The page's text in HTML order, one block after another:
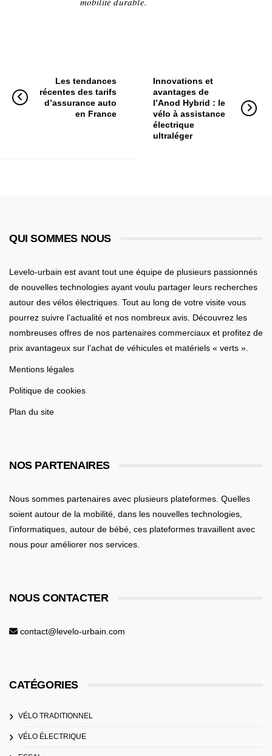
Les tendances
récentes des tarifs
d’assurance auto
en France
Innovations et
avantages de
l’Anod Hybrid : le
vélo à assistance
électrique
ultraléger
QUI SOMMES NOUS
Levelo-urbain est avant tout une équipe de plusieurs passionnés
de nouvelles technologies ayant voulu partager leurs recherches
autour des vélos électriques. Tout au long de votre visite vous
pourrez suivre l’actualité et nos nombreux avis. Découvrez les
nombreuses offres de nos partenaires commerciaux et profitez de
prix avantageux sur l’achat de véhicules et matériels « verts ».
Mentions légales
Politique de cookies
Plan du site
NOS PARTENAIRES
Nous sommes partenaires avec plusieurs plateformes. Quelles
soient autour de la mobilité , dans les nouvelles technologies,
l’informatiques, autour de bébé , ces plateformes travaillent avec
nous pour améliorer nos services.
NOUS CONTACTER
contact@levelo-urbain.com
CATÉGORIES
VÉLO TRADITIONNEL
VÉLO ÉLECTRIQUE